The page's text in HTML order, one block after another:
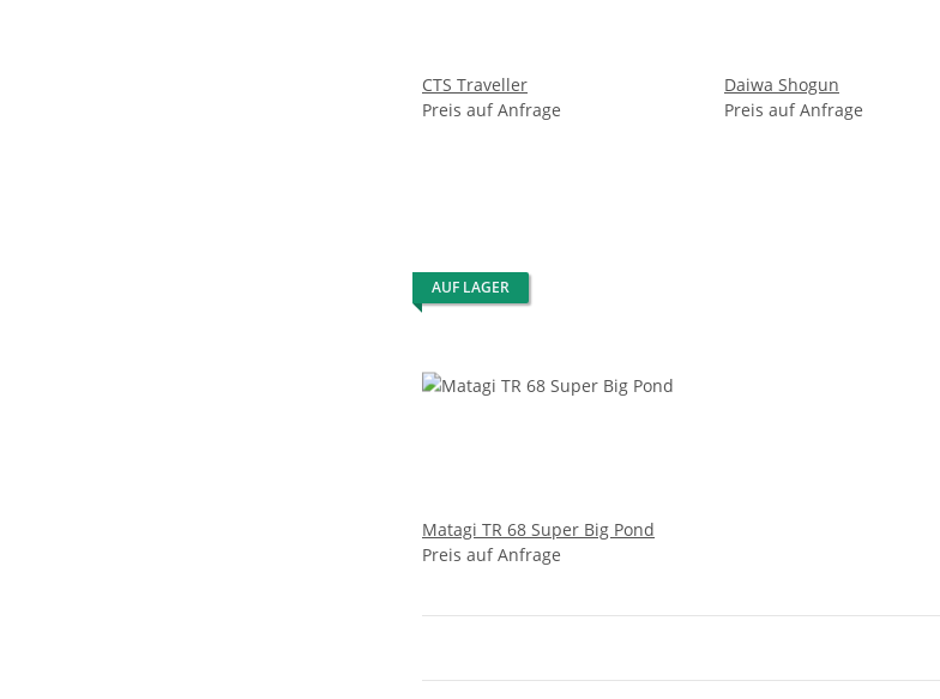
CTS Traveller
Preis auf Anfrage
Daiwa Shogun
Preis auf Anfrage
AUF LAGER
Matagi TR 68 Super Big Pond
Preis auf Anfrage